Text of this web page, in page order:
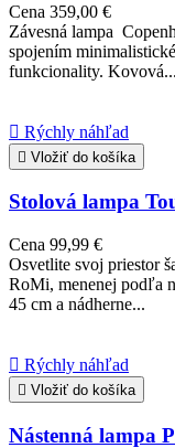
Cena 359,00 €
Závesná lampa
spojením
funkcionality. Kovová...
 Rýchly náhľad
 Vložiť do košíka
Stolová lampa
Cena 99,99 €
Osvetlite svoj priestor
RoMi, menenej podľa
45 cm a nádherne...
 Rýchly náhľad
 Vložiť do košíka
Nástenná lampa